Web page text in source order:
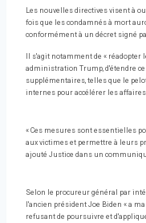
Les nouvelles directives visent à
fois que les condamnés à mort
conformément à un décret signé
Il s'agit notamment de «
administration Trump, d'étendre
supplémentaires, telles que le
internes pour accélérer les affaires
« Ces mesures sont essentielles
aux victimes et permettre à leurs
ajouté Justice dans un
Selon le procureur général par
l'ancien président Joe Biden « a
refusant de poursuivre et